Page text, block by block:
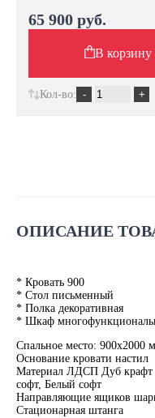
ОПИСАНИЕ
* Кровать 900
* Стол письменный
* Полка декоративная
* Шкаф
Спальное место: 900x2000
Основание кровати настил
Материал ЛДСП Дуб крафт
софт, Белый софт
Направляющие ящиков
Стационарная штанга
65 900 руб.
В корзину
Кол-во: